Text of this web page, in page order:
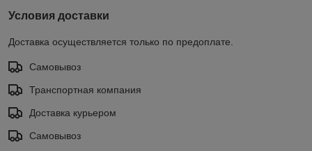
Условия доставки
Доставка осуществляется только по предоплате.
Самовывоз
Транспортная компания
Доставка курьером
Самовывоз